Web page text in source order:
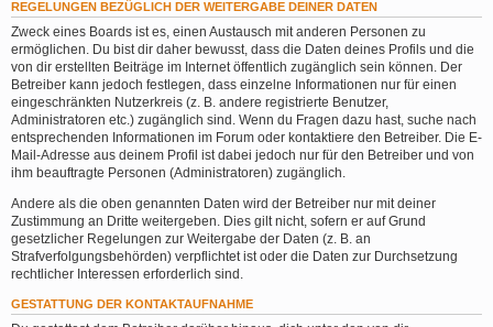
REGELUNGEN BEZÜGLICH DER WEITERGABE DEINER DATEN
Zweck eines Boards ist es, einen Austausch mit anderen Personen zu
ermöglichen. Du bist dir daher bewusst, dass die Daten deines Profils und die
von dir erstellten Beiträge im Internet öffentlich zugänglich sein können. Der
Betreiber kann jedoch festlegen, dass einzelne Informationen nur für einen
eingeschränkten Nutzerkreis (z. B. andere registrierte Benutzer,
Administratoren etc.) zugänglich sind. Wenn du Fragen dazu hast, suche nach
entsprechenden Informationen im Forum oder kontaktiere den Betreiber. Die E-
Mail-Adresse aus deinem Profil ist dabei jedoch nur für den Betreiber und von
ihm beauftragte Personen (Administratoren) zugänglich.
Andere als die oben genannten Daten wird der Betreiber nur mit deiner
Zustimmung an Dritte weitergeben. Dies gilt nicht, sofern er auf Grund
gesetzlicher Regelungen zur Weitergabe der Daten (z. B. an
Strafverfolgungsbehörden) verpflichtet ist oder die Daten zur Durchsetzung
rechtlicher Interessen erforderlich sind.
GESTATTUNG DER KONTAKTAUFNAHME